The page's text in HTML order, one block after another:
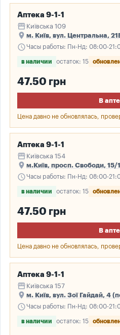
Аптека 9-1-1
storefront Київська 109
place м. Київ, вул. Центральна,
scheduleЧасы работы: Пн-Нд: 08:00-
в наличии остаток: 15
47.50 грн
В
Цена давно не обновлялась,
Аптека 9-1-1
storefront Київська 154
place м.Київ, просп. Свободи, 15/1
scheduleЧасы работы: Пн-Нд: 08:00-
в наличии остаток: 15
47.50 грн
В
Цена давно не обновлялась,
Аптека 9-1-1
storefront Київська 157
place м. Київ, вул. Зої Гайдай, 4
scheduleЧасы работы: Пн-Нд: 08:00-
в наличии остаток: 15